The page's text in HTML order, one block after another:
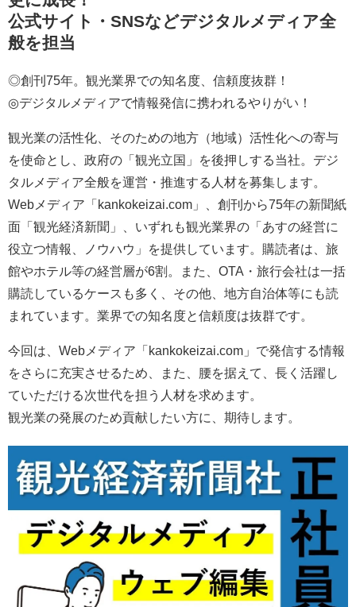
公式サイト・SNSなどデジタルメディア全
般を担当
◎創刊75年。観光業界での知名度、信頼度抜群！
◎デジタルメディアで情報発信に携われるやりがい！
観光業の活性化、そのための地方（地域）活性化への寄与
を使命とし、政府の「観光立国」を後押しする当社。デジ
タルメディア全般を運営・推進する人材を募集します。
Webメディア「kankokeizai.com」、創刊から75年の新聞紙
面「観光経済新聞」、いずれも観光業界の「あすの経営に
役立つ情報、ノウハウ」を提供しています。購読者は、旅
館やホテル等の経営層が6割。また、OTA・旅行会社は一括
購読しているケースも多く、その他、地方自治体等にも読
まれています。業界での知名度と信頼度は抜群です。
今回は、Webメディア「kankokeizai.com」で発信する情報
をさらに充実させるため、また、腰を据えて、長く活躍し
ていただける次世代を担う人材を求めます。
観光業の発展のため貢献したい方に、期待します。